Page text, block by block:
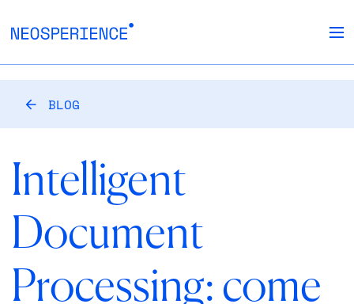
BLOG
Intelligent
Document
Processing: come